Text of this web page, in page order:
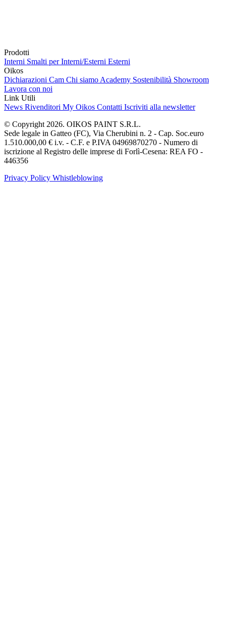
Prodotti
Interni Smalti per Interni/Esterni Esterni
Oikos
Dichiarazioni Cam Chi siamo Academy Sostenibilità Showroom
Lavora con noi
Link Utili
News Rivenditori My Oikos Contatti Iscriviti alla newsletter
© Copyright 2026. OIKOS PAINT S.R.L.
Sede legale in Gatteo (FC), Via Cherubini n. 2 - Cap. Soc.euro
1.510.000,00 € i.v. - C.F. e P.IVA 04969870270 - Numero di
iscrizione al Registro delle imprese di Forlì-Cesena: REA FO -
446356
Privacy Policy Whistleblowing